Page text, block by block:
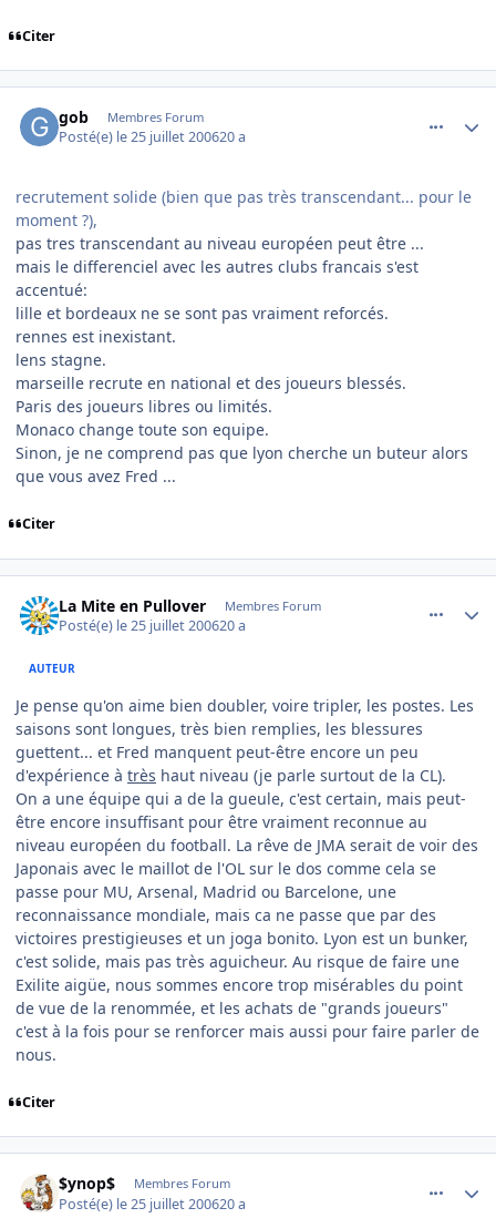
Citer
gob Membres Forum
Posté(e) le 25 juillet 200620 a
recrutement solide (bien que pas très transcendant... pour le
moment ?),
pas tres transcendant au niveau européen peut être ...
mais le differenciel avec les autres clubs francais s'est
accentué:
lille et bordeaux ne se sont pas vraiment reforcés.
rennes est inexistant.
lens stagne.
marseille recrute en national et des joueurs blessés.
Paris des joueurs libres ou limités.
Monaco change toute son equipe.
Sinon, je ne comprend pas que lyon cherche un buteur alors
que vous avez Fred ...
Citer
La Mite en Pullover Membres Forum
Posté(e) le 25 juillet 200620 a
AUTEUR
Je pense qu'on aime bien doubler, voire tripler, les postes. Les
saisons sont longues, très bien remplies, les blessures
guettent... et Fred manquent peut-être encore un peu
d'expérience à très haut niveau (je parle surtout de la CL).
On a une équipe qui a de la gueule, c'est certain, mais peut-
être encore insuffisant pour être vraiment reconnue au
niveau européen du football. La rêve de JMA serait de voir des
Japonais avec le maillot de l'OL sur le dos comme cela se
passe pour MU, Arsenal, Madrid ou Barcelone, une
reconnaissance mondiale, mais ca ne passe que par des
victoires prestigieuses et un joga bonito. Lyon est un bunker,
c'est solide, mais pas très aguicheur. Au risque de faire une
Exilite aigüe, nous sommes encore trop misérables du point
de vue de la renommée, et les achats de "grands joueurs"
c'est à la fois pour se renforcer mais aussi pour faire parler de
nous.
Citer
$ynop$ Membres Forum
Posté(e) le 25 juillet 200620 a